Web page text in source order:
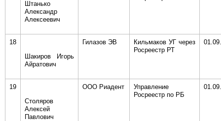
Штанько
Александр
Алексеевич
18
Шакиров Игорь
Айратович
Гилазов ЭВ
Кильмаков УГ через
Росреестр РТ
19
Столяров
Алексей
Павлович
ООО Риадент
Управление
Росреестр по РБ